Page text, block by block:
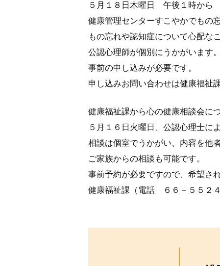
５月１８日木曜日 午後１時から
健康管理センターすこやかでもの
もの忘れや認知症について心配な
公認心理師が個別にうかがいます
事前の申し込みが必要です。
申し込みお問い合わせは健康福
健康福祉課から心の健康相談会に
５月１６日火曜日、公認心理士に
相談は個室でうかがい、内容を他
ご家族からの相談も可能です。
事前予約が必要ですので、希望さ
健康福祉課（電話 ６６－５５２４